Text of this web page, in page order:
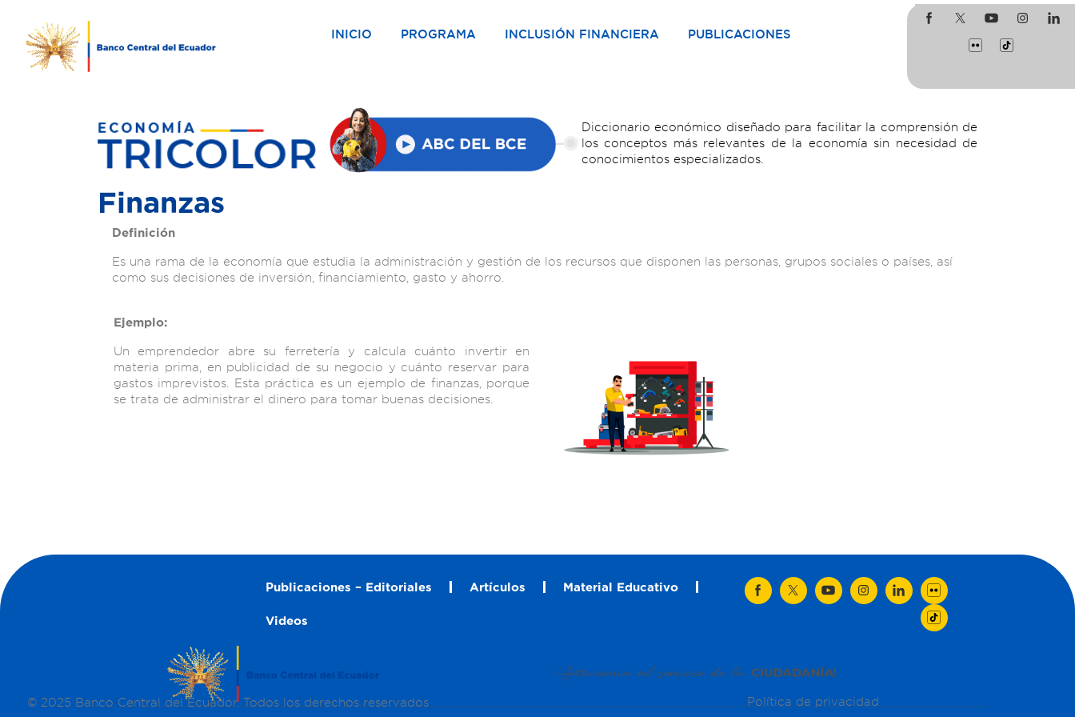
INICIO PROGRAMA INCLUSIÓN FINANCIERA PUBLICACIONES
Diccionario económico diseñado para facilitar la comprensión de
los conceptos más relevantes de la economía sin necesidad de
conocimientos especializados.
Finanzas
Definición
Es una rama de la economía que estudia la administración y gestión de los recursos que disponen las personas, grupos sociales o países, así
como sus decisiones de inversión, financiamiento, gasto y ahorro.
Ejemplo:
Un emprendedor abre su ferretería y calcula cuánto invertir en
materia prima, en publicidad de su negocio y cuánto reservar para
gastos imprevistos. Esta práctica es un ejemplo de finanzas, porque
se trata de administrar el dinero para tomar buenas decisiones.
Publicaciones – Editoriales Artículos Material Educativo
Videos
© 2025 Banco Central del Ecuador. Todos los derechos reservados Política de privacidad